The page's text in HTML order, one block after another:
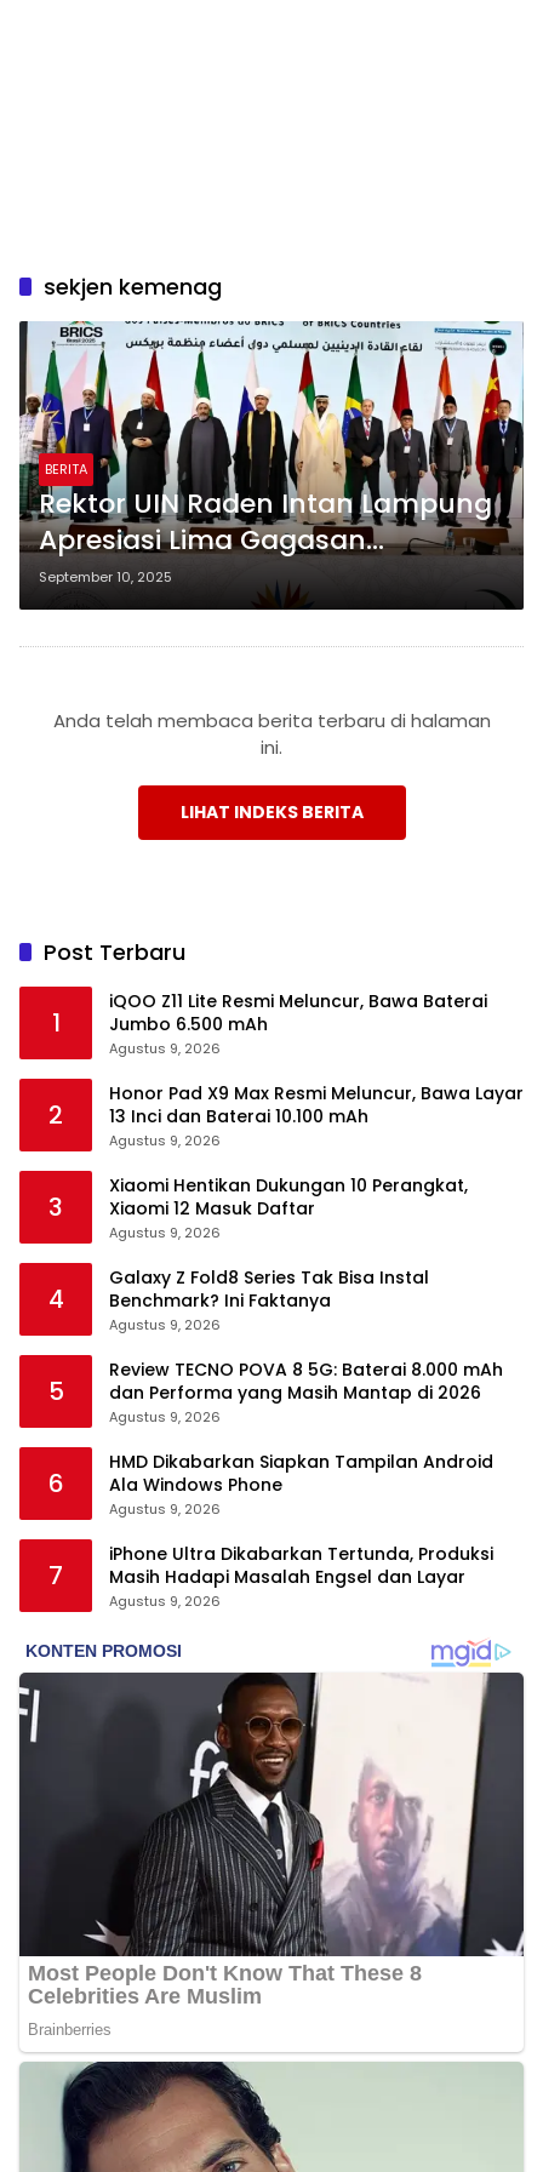
sekjen kemenag
BERITA
Rektor UIN Raden Intan Lampung
Apresiasi Lima Gagasan
Diplomasi Keagamaan Indonesia
di Forum BRICS
September 10, 2025
Anda telah membaca berita terbaru di halaman
ini.
LIHAT INDEKS BERITA
Post Terbaru
1
iQOO Z11 Lite Resmi Meluncur, Bawa Baterai
Jumbo 6.500 mAh
Agustus 9, 2026
2
Honor Pad X9 Max Resmi Meluncur, Bawa Layar
13 Inci dan Baterai 10.100 mAh
Agustus 9, 2026
3
Xiaomi Hentikan Dukungan 10 Perangkat,
Xiaomi 12 Masuk Daftar
Agustus 9, 2026
4
Galaxy Z Fold8 Series Tak Bisa Instal
Benchmark? Ini Faktanya
Agustus 9, 2026
5
Review TECNO POVA 8 5G: Baterai 8.000 mAh
dan Performa yang Masih Mantap di 2026
Agustus 9, 2026
6
HMD Dikabarkan Siapkan Tampilan Android
Ala Windows Phone
Agustus 9, 2026
7
iPhone Ultra Dikabarkan Tertunda, Produksi
Masih Hadapi Masalah Engsel dan Layar
Agustus 9, 2026